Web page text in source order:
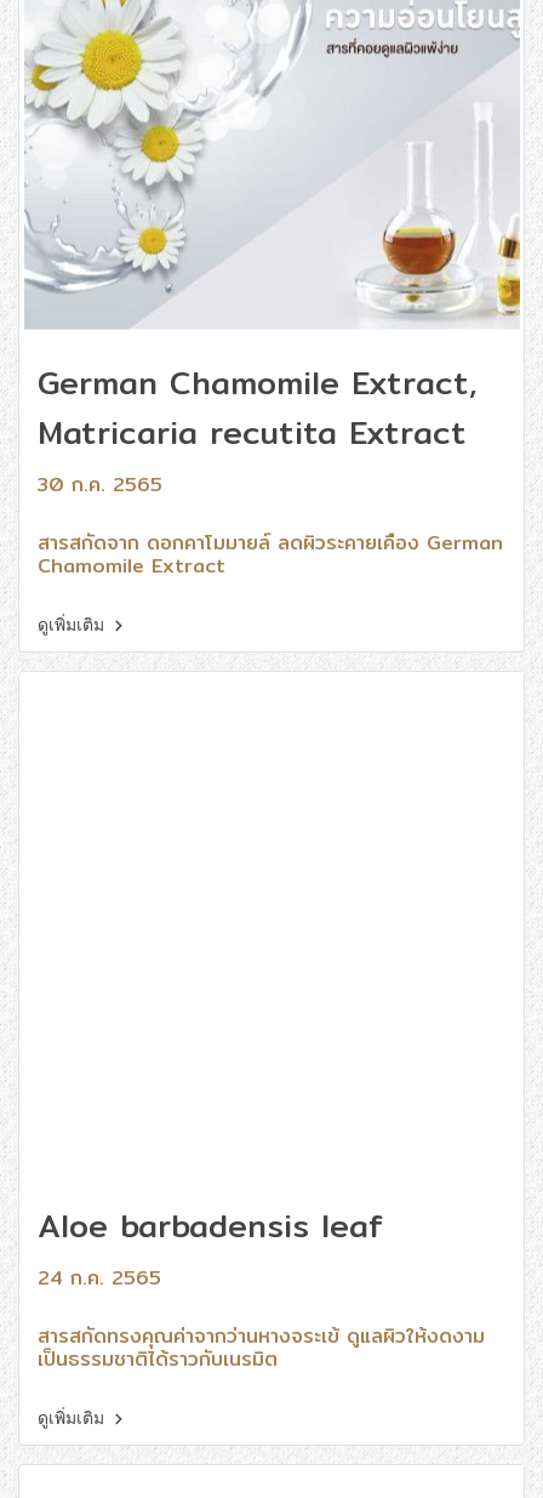
German Chamomile Extract,
Matricaria recutita Extract
30 ก.ค. 2565
สารสกัดจาก ดอกคาโมมายล์ ลดผิวระคายเคือง German
Chamomile Extract
ดูเพิ่มเติม
Aloe barbadensis leaf
24 ก.ค. 2565
สารสกัดทรงคุณค่าจากว่านหางจระเข้ ดูแลผิวให้งดงาม
เป็นธรรมชาติได้ราวกับเนรมิต
ดูเพิ่มเติม